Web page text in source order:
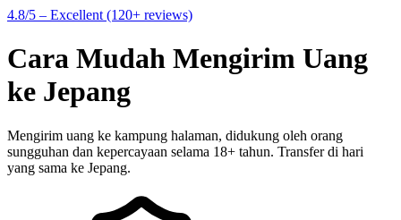
4.8/5 – Excellent (120+ reviews)
Cara Mudah Mengirim Uang
ke Jepang
Mengirim uang ke kampung halaman, didukung oleh orang
sungguhan dan kepercayaan selama 18+ tahun. Transfer di hari
yang sama ke Jepang.